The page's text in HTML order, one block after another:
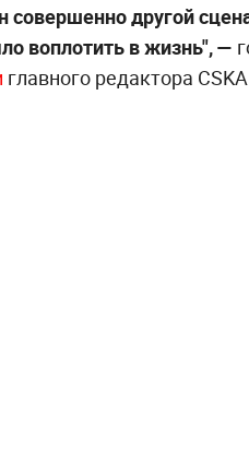
совершенно другой
воплотить в жизнь", —
главного редактора